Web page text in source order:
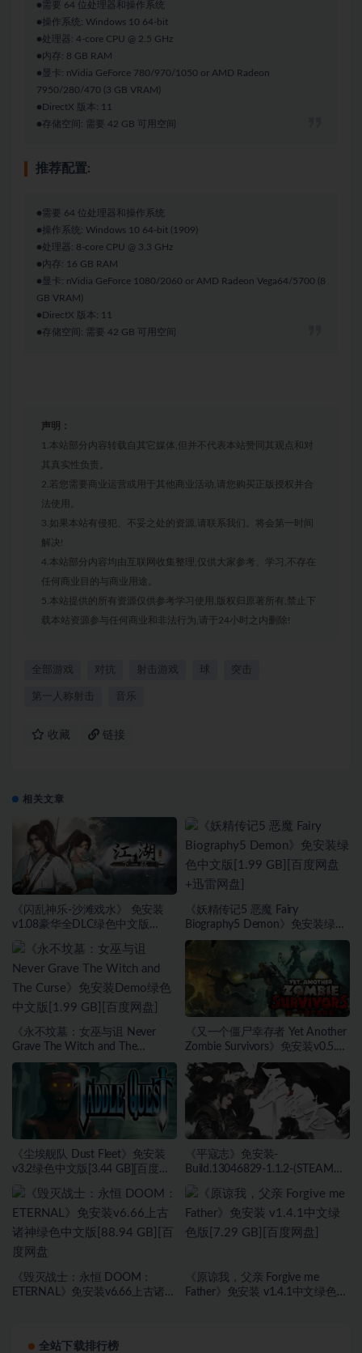
●需要 64 位处理器和操作系统
●操作系统: Windows 10 64-bit
●处理器: 4-core CPU @ 2.5 GHz
●内存: 8 GB RAM
●显卡: nVidia GeForce 780/970/1050 or AMD Radeon
7950/280/470 (3 GB VRAM)
●DirectX 版本: 11
●存储空间: 需要 42 GB 可用空间
推荐配置:
●需要 64 位处理器和操作系统
●操作系统: Windows 10 64-bit (1909)
●处理器: 8-core CPU @ 3.3 GHz
●内存: 16 GB RAM
●显卡: nVidia GeForce 1080/2060 or AMD Radeon Vega64/5700 (8
GB VRAM)
●DirectX 版本: 11
●存储空间: 需要 42 GB 可用空间
声明：
1.本站部分内容转载自其它媒体,但并不代表本站赞同其观点和对
其真实性负责。
2.若您需要商业运营或用于其他商业活动,请您购买正版授权并合
法使用。
3.如果本站有侵犯、不妥之处的资源,请联系我们。将会第一时间
解决!
4.本站部分内容均由互联网收集整理,仅供大家参考、学习,不存在
任何商业目的与商业用途。
5.本站提供的所有资源仅供参考学习使用,版权归原著所有,禁止下
载本站资源参与任何商业和非法行为,请于24小时之内删除!
全部游戏 对抗 射击游戏 球 突击
第一人称射击 音乐
收藏 链接
相关文章
《闪乱神乐-沙滩戏水》 免安装
v1.08豪华全DLC绿色中文版
《妖精传记5 恶魔 Fairy
Biography5 Demon》免安装绿色
中文版[1.99 GB][百度网盘+迅雷
《永不坟墓：女巫与诅 Never
Grave The Witch and The
Curse》免安装Demo绿色中文版
[1.99 GB][百度网盘]
《又一个僵尸幸存者 Yet Another
Zombie Survivors》免安装v0.5.1
绿色中文版[2.91 GB][百度网盘]
《尘埃舰队 Dust Fleet》免安装
v3.2绿色中文版[3.44 GB][百度网
《平寇志》免安装-
Build.13046829-1.1.2-(STEAM官
GB][百度网盘]
《毁灭战士：永恒 DOOM：
ETERNAL》免安装v6.66上古诸神
《原谅我，父亲 Forgive me
Father》免安装 v1.4.1中文绿色版
全站下载排行榜